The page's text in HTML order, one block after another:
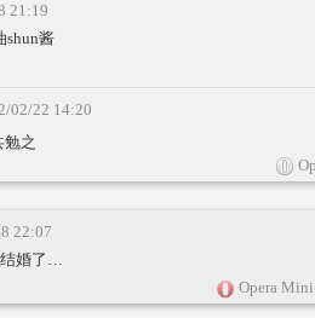
21:19
shun酱
02/22 14:20
勉之
22:07
结婚了…
Opera